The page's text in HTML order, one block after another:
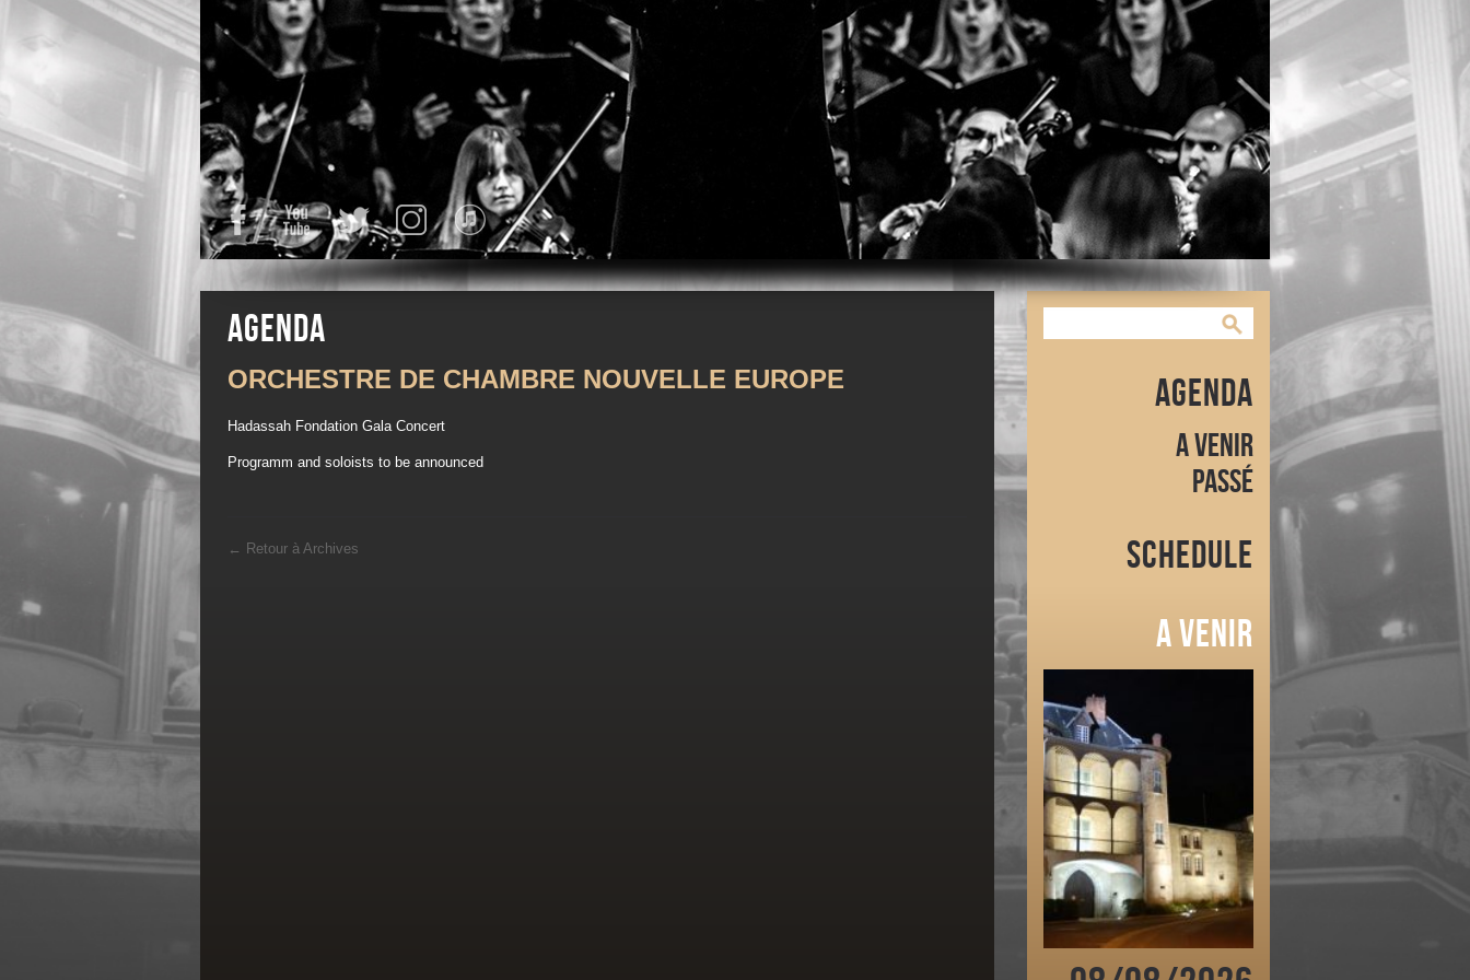
FacebookYouTube Twitter InstagramiTunes
Agenda
ORCHESTRE DE CHAMBRE NOUVELLE EUROPE
Hadassah Fondation Gala Concert
Programm and soloists to be announced
← Retour à Archives
Agenda
A venir
Passé
Schedule
A venir